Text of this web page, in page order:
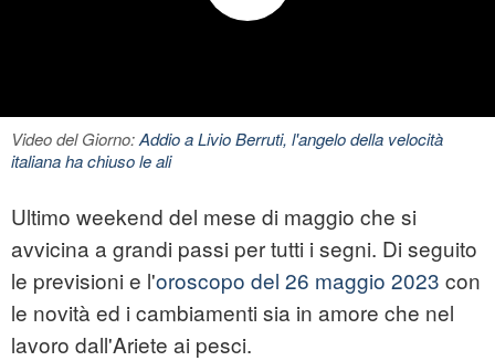
Video del Giorno:Addio a Livio Berruti, l'angelo della velocità
italiana ha chiuso le ali
Ultimo weekend del mese di maggio che si
avvicina a grandi passi per tutti i segni. Di seguito
le previsioni e l'oroscopo del 26 maggio 2023 con
le novità ed i cambiamenti sia in amore che nel
lavoro dall'Ariete ai pesci.